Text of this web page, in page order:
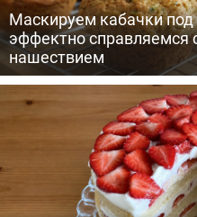
Маскируем кабачки
эффектно справляемся
нашествием